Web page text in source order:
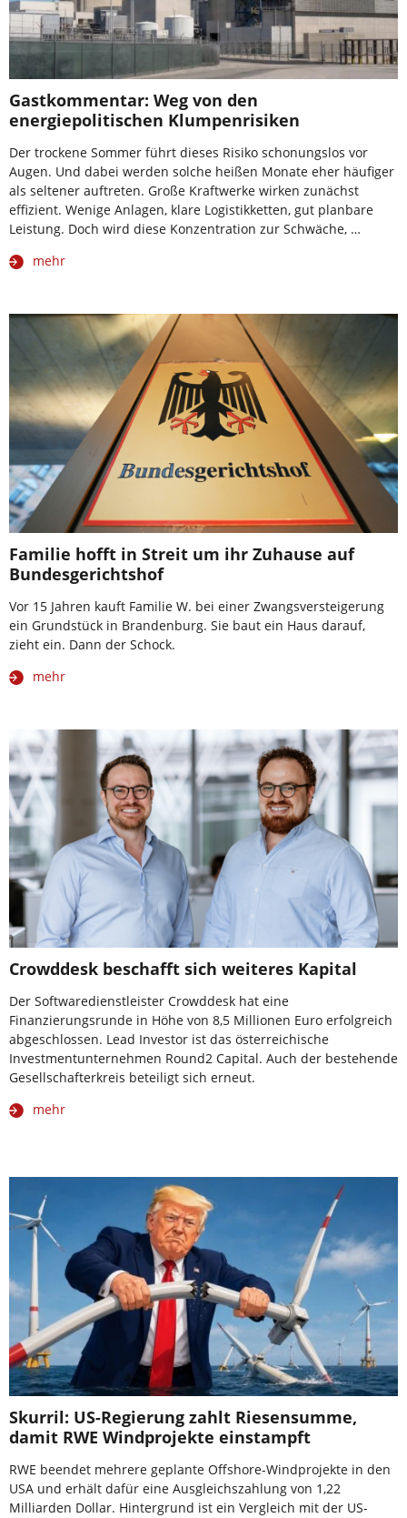
Gastkommentar: Weg von den
energiepolitischen Klumpenrisiken
Der trockene Sommer führt dieses Risiko schonungslos vor
Augen. Und dabei werden solche heißen Monate eher häufiger
als seltener auftreten. Große Kraftwerke wirken zunächst
effizient. Wenige Anlagen, klare Logistikketten, gut planbare
Leistung. Doch wird diese Konzentration zur Schwäche, …
mehr
Familie hofft in Streit um ihr Zuhause auf
Bundesgerichtshof
Vor 15 Jahren kauft Familie W. bei einer Zwangsversteigerung
ein Grundstück in Brandenburg. Sie baut ein Haus darauf,
zieht ein. Dann der Schock.
mehr
Crowddesk beschafft sich weiteres Kapital
Der Softwaredienstleister Crowddesk hat eine
Finanzierungsrunde in Höhe von 8,5 Millionen Euro erfolgreich
abgeschlossen. Lead Investor ist das österreichische
Investmentunternehmen Round2 Capital. Auch der bestehende
Gesellschafterkreis beteiligt sich erneut.
mehr
Skurril: US-Regierung zahlt Riesensumme,
damit RWE Windprojekte einstampft
RWE beendet mehrere geplante Offshore-Windprojekte in den
USA und erhält dafür eine Ausgleichszahlung von 1,22
Milliarden Dollar. Hintergrund ist ein Vergleich mit der US-